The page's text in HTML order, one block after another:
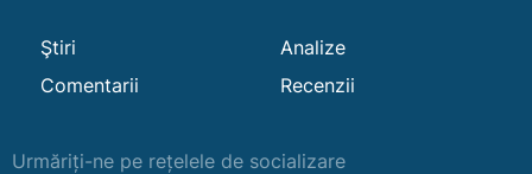
Ştiri
Analize
Comentarii
Recenzii
Urmăriți-ne pe rețelele de socializare